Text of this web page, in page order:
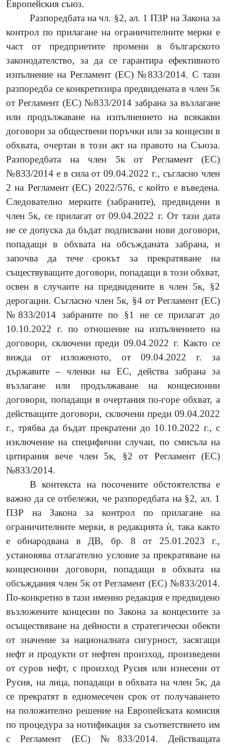
Европейския съюз.
Разпоредбата на чл. §2, ал. 1 ПЗР на Закона за
контрол по прилагане на ограничителните мерки е
част от предприетите промени в българското
законодателство, за да се гарантира ефективното
изпълнение на Регламент (ЕС) №833/2014. С тази
разпоредба се конкретизира предвидената в член 5к
от Регламент (ЕС) №833/2014забрана за възлагане
или продължаване на изпълнението на всякакви
договори за обществени поръчки или за концесии в
обхвата, очертан в този акт на правото на Съюза.
Разпоредбата на член 5к от Регламент (ЕС)
№833/2014 е в сила от 09.04.2022 г., съгласно член
2 на Регламент (ЕС) 2022/576, с който е въведена.
Следователно мерките (забраните), предвидени в
член 5к, се прилагат от 09.04.2022 г. От тази дата
не се допуска да бъдат подписвани нови договори,
попадащи в обхвата на обсъжданата забрана, и
започва да тече срокът за прекратяване на
съществуващите договори, попадащи в този обхват,
освен в случаите на предвидените в член 5к, §2
дерогации. Съгласно член 5к, §4 от Регламент (ЕС)
№833/2014 забраните по §1 не се прилагат до
10.10.2022 г. по отношение на изпълнението на
договори, сключени преди 09.04.2022 г. Както се
вижда от изложеното, от 09.04.2022 г. за
държавите – членки на ЕС, действа забрана за
възлагане или продължаване на концесионни
договори, попадащи в очертания по-горе обхват, a
действащите договори, сключени преди 09.04.2022
г., трябва да бъдат прекратени до 10.10.2022 г., с
изключение на специфични случаи, по смисъла на
цитирания вече член 5к, §2от Регламент (ЕС)
№833/2014.
В контекста на посочените обстоятелства е
важно да се отбележи, че разпоредбата на §2, ал. 1
ПЗР на Закона за контрол по прилагане на
ограничителните мерки, в редакцията ѝ, така както
е обнародвана в ДВ, бр. 8 от 25.01.2023 г.,
установява отлагателно условие за прекратяване на
концесионни договори, попадащи в обхвата на
обсъждания член 5к отРегламент (ЕС) №833/2014.
По-конкретно в тази именно редакция е предвидено
възложените концесии по Закона за концесиите за
осъществяване на дейности в стратегически обекти
от значение за националната сигурност, засягащи
нефт и продукти от нефтен произход, произведени
от суров нефт, с произход Русия или изнесени от
Русия, на лица, попадащи в обхвата на член 5к, да
се прекратят в едномесечен срок от получаването
на положително решение на Европейската комисия
по процедура за нотификация за съответствието им
с Регламент (ЕС) №833/2014. Действащата